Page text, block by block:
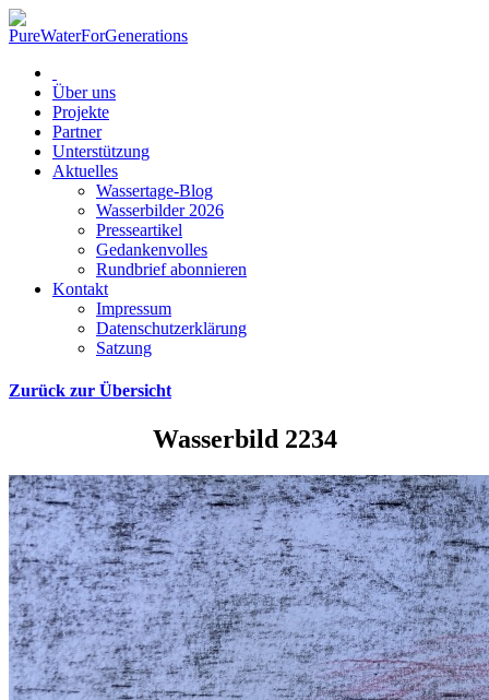
Über uns
Projekte
Partner
Unterstützung
Aktuelles
Wassertage-Blog
Wasserbilder 2026
Presseartikel
Gedankenvolles
Rundbrief abonnieren
Kontakt
Impressum
Datenschutzerklärung
Satzung
Zurück zur Übersicht
Wasserbild 2234